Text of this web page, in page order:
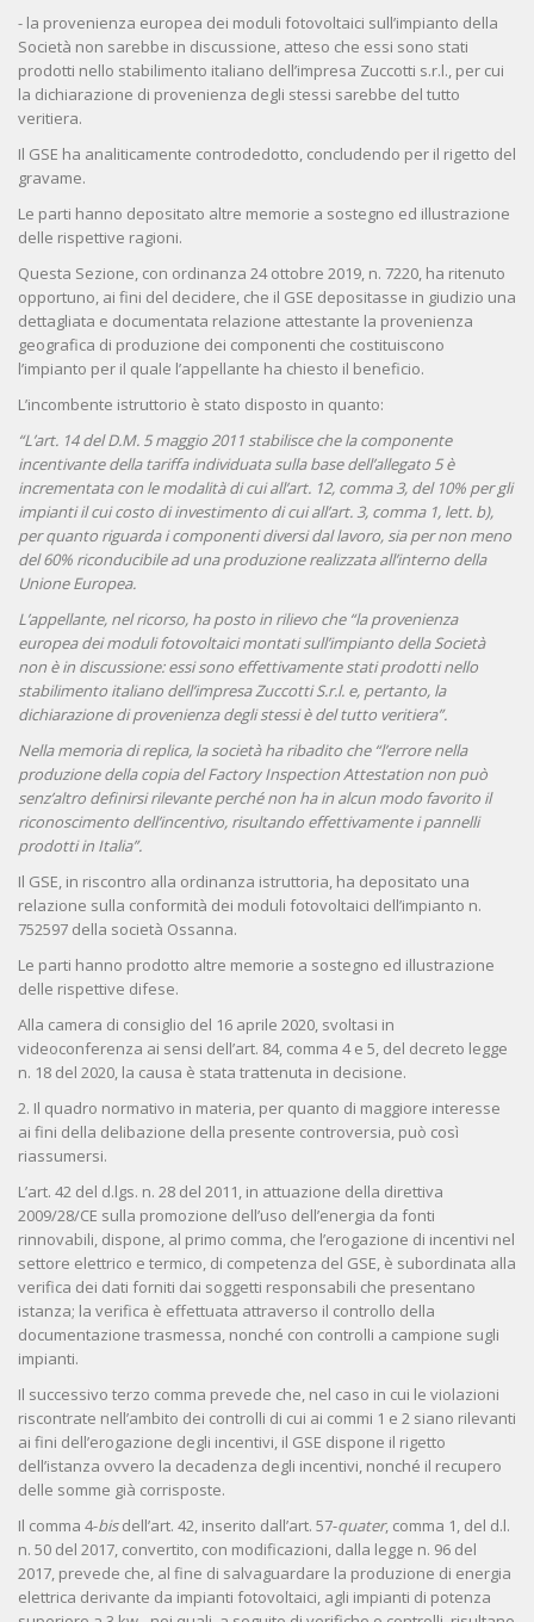
- la provenienza europea dei moduli fotovoltaici sull’impianto della
Società non sarebbe in discussione, atteso che essi sono stati
prodotti nello stabilimento italiano dell’impresa Zuccotti s.r.l., per cui
la dichiarazione di provenienza degli stessi sarebbe del tutto
veritiera.
Il GSE ha analiticamente controdedotto, concludendo per il rigetto del
gravame.
Le parti hanno depositato altre memorie a sostegno ed illustrazione
delle rispettive ragioni.
Questa Sezione, con ordinanza 24 ottobre 2019, n. 7220, ha ritenuto
opportuno, ai fini del decidere, che il GSE depositasse in giudizio una
dettagliata e documentata relazione attestante la provenienza
geografica di produzione dei componenti che costituiscono
l’impianto per il quale l’appellante ha chiesto il beneficio.
L’incombente istruttorio è stato disposto in quanto:
“L’art. 14 del D.M. 5 maggio 2011 stabilisce che la componente
incentivante della tariffa individuata sulla base dell’allegato 5 è
incrementata con le modalità di cui all’art. 12, comma 3, del 10% per gli
impianti il cui costo di investimento di cui all’art. 3, comma 1, lett. b),
per quanto riguarda i componenti diversi dal lavoro, sia per non meno
del 60% riconducibile ad una produzione realizzata all’interno della
Unione Europea.
L’appellante, nel ricorso, ha posto in rilievo che “la provenienza
europea dei moduli fotovoltaici montati sull’impianto della Società
non è in discussione: essi sono effettivamente stati prodotti nello
stabilimento italiano dell’impresa Zuccotti S.r.l. e, pertanto, la
dichiarazione di provenienza degli stessi è del tutto veritiera”.
Nella memoria di replica, la società ha ribadito che “l’errore nella
produzione della copia del Factory Inspection Attestation non può
senz’altro definirsi rilevante perché non ha in alcun modo favorito il
riconoscimento dell’incentivo, risultando effettivamente i pannelli
prodotti in Italia”.
Il GSE, in riscontro alla ordinanza istruttoria, ha depositato una
relazione sulla conformità dei moduli fotovoltaici dell’impianto n.
752597 della società Ossanna.
Le parti hanno prodotto altre memorie a sostegno ed illustrazione
delle rispettive difese.
Alla camera di consiglio del 16 aprile 2020, svoltasi in
videoconferenza ai sensi dell’art. 84, comma 4 e 5, del decreto legge
n. 18 del 2020, la causa è stata trattenuta in decisione.
2. Il quadro normativo in materia, per quanto di maggiore interesse
ai fini della delibazione della presente controversia, può così
riassumersi.
L’art. 42 del d.lgs. n. 28 del 2011, in attuazione della direttiva
2009/28/CE sulla promozione dell’uso dell’energia da fonti
rinnovabili, dispone, al primo comma, che l’erogazione di incentivi nel
settore elettrico e termico, di competenza del GSE, è subordinata alla
verifica dei dati forniti dai soggetti responsabili che presentano
istanza; la verifica è effettuata attraverso il controllo della
documentazione trasmessa, nonché con controlli a campione sugli
impianti.
Il successivo terzo comma prevede che, nel caso in cui le violazioni
riscontrate nell’ambito dei controlli di cui ai commi 1 e 2 siano rilevanti
ai fini dell’erogazione degli incentivi, il GSE dispone il rigetto
dell’istanza ovvero la decadenza degli incentivi, nonché il recupero
delle somme già corrisposte.
Il comma 4-bisdell’art. 42, inserito dall’art. 57-quater, comma 1, del d.l.
n. 50 del 2017, convertito, con modificazioni, dalla legge n. 96 del
2017, prevede che, al fine di salvaguardare la produzione di energia
elettrica derivante da impianti fotovoltaici, agli impianti di potenza